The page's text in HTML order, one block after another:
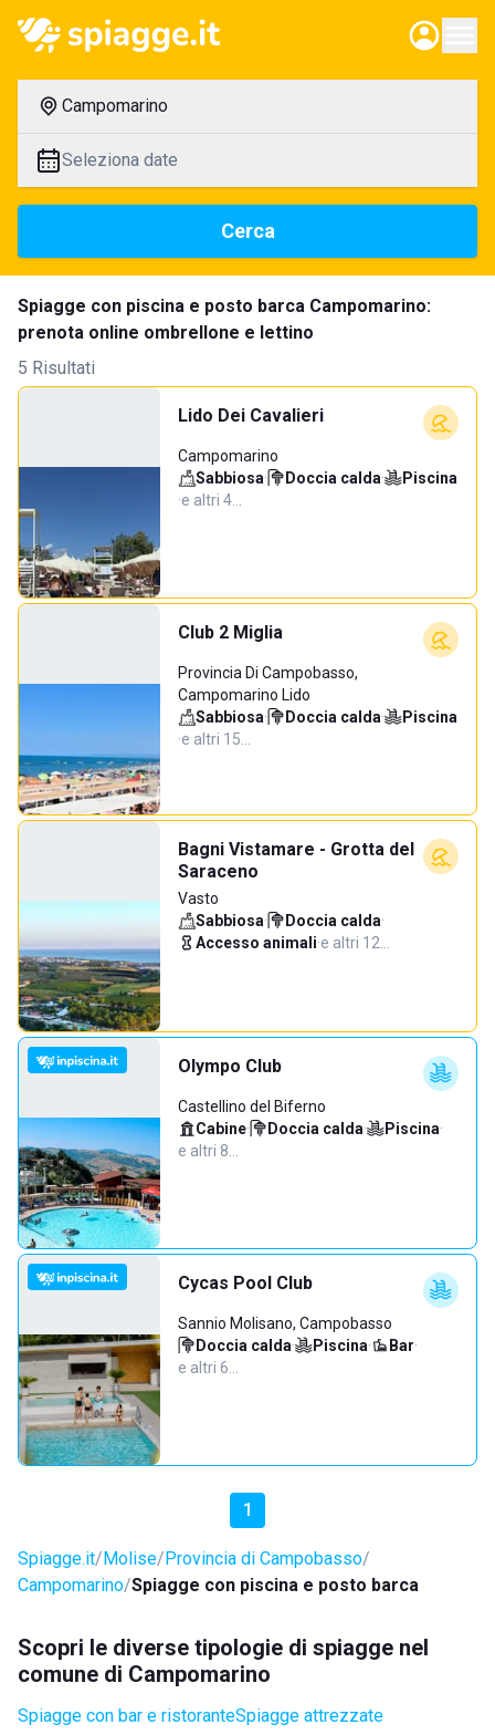
Campomarino
Seleziona date
Cerca
Spiagge con piscina e posto barca Campomarino:
prenota online ombrellone e lettino
5 Risultati
Lido Dei Cavalieri
Campomarino
Sabbiosa· Doccia calda·
Piscina
·e altri 4…
Club 2 Miglia
Provincia Di Campobasso,
Campomarino Lido
Sabbiosa· Doccia calda·
Piscina
·e altri 15…
Bagni Vistamare - Grotta del
Saraceno
Vasto
Sabbiosa· Doccia calda·
Accesso animali·e altri 12…
Olympo Club
Castellino del Biferno
Cabine· Doccia calda· Piscina·
e altri 8…
Cycas Pool Club
Sannio Molisano, Campobasso
Doccia calda· Piscina· Bar·
e altri 6…
1
Spiagge.it Molise Provincia di Campobasso
Campomarino Spiagge con piscina e posto barca
Scopri le diverse tipologie di spiagge nel
comune di Campomarino
Spiagge con bar e ristoranteSpiagge attrezzate